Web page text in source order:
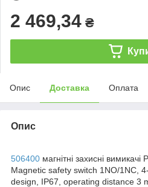
2 469,34 ₴
Опис Доставка Оплата
Опис
506400 магнітні захисні вимикачі
Magnetic safety switch 1NO/1NC,
design, IP67, operating distance 3